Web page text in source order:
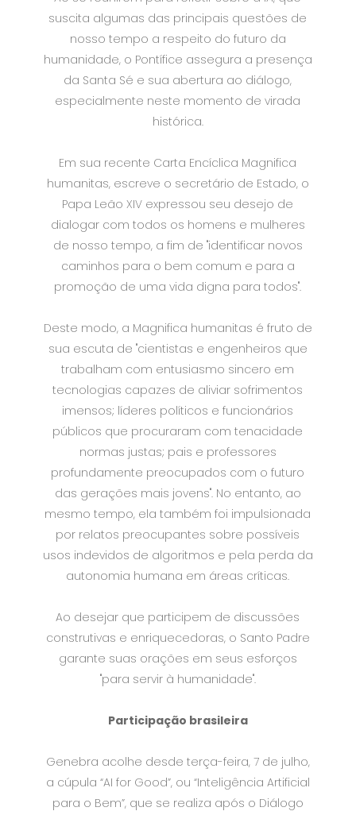
suscita algumas das principais questões de
nosso tempo a respeito do futuro da
humanidade, o Pontífice assegura a presença
da Santa Sé e sua abertura ao diálogo,
especialmente neste momento de virada
histórica.
Em sua recente Carta Encíclica Magnifica
humanitas, escreve o secretário de Estado, o
Papa Leão XIV expressou seu desejo de
dialogar com todos os homens e mulheres
de nosso tempo, a fim de "identificar novos
caminhos para o bem comum e para a
promoção de uma vida digna para todos".
Deste modo, a Magnifica humanitas é fruto de
sua escuta de "cientistas e engenheiros que
trabalham com entusiasmo sincero em
tecnologias capazes de aliviar sofrimentos
imensos; líderes políticos e funcionários
públicos que procuraram com tenacidade
normas justas; pais e professores
profundamente preocupados com o futuro
das gerações mais jovens". No entanto, ao
mesmo tempo, ela também foi impulsionada
por relatos preocupantes sobre possíveis
usos indevidos de algoritmos e pela perda da
autonomia humana em áreas críticas.
Ao desejar que participem de discussões
construtivas e enriquecedoras, o Santo Padre
garante suas orações em seus esforços
"para servir à humanidade".
Participação brasileira
Genebra acolhe desde terça-feira, 7 de julho,
a cúpula “AI for Good”, ou “Inteligência Artificial
para o Bem”, que se realiza após o Diálogo